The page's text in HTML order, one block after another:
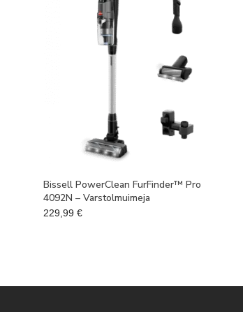
Bissell PowerClean FurFinder™ Pro
4092N – Varstolmuimeja
229,99 €